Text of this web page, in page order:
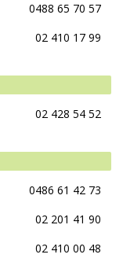
0488 65 70 57
02 410 17 99
02 428 54 52
0486 61 42 73
02 201 41 90
02 410 00 48